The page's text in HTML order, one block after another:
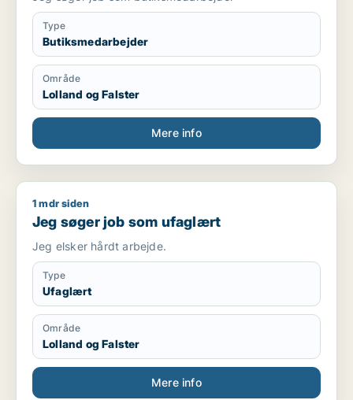
Type
Butiksmedarbejder
Område
Lolland og Falster
Mere info
Jeg søger job som ufaglært
1 mdr siden
Jeg søger job som ufaglært
Jeg elsker hårdt arbejde.
Type
Ufaglært
Område
Lolland og Falster
Mere info